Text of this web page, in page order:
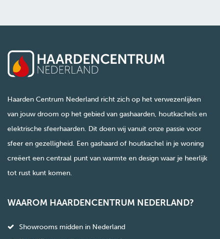
Haarden Centrum Nederland richt zich op het verwezenlijken
van jouw droom op het gebied van gashaarden, houtkachels en
elektrische sfeerhaarden. Dit doen wij vanuit onze passie voor
sfeer en gezelligheid. Een gashaard of houtkachel in je woning
creëert een centraal punt van warmte en design waar je heerlijk
tot rust kunt komen.
WAAROM HAARDENCENTRUM NEDERLAND?
Showrooms midden in Nederland